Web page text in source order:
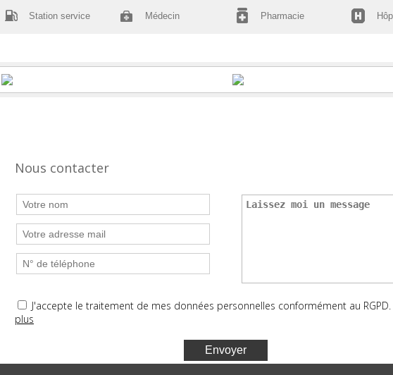
Station service Médecin Pharmacie
Nous contacter
J'accepte le traitement de mes données personnelles conformément au RGPD.
plus